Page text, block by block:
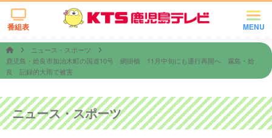
MENU
番組表
ニュース・スポーツ
鹿児島・姶良市加治木町の国道10号 網掛橋 11月中旬にも通行再開へ 霧島・姶
良 記録的大雨で被害
ニュース・スポーツ